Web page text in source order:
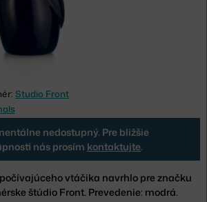
Studio Front
nedostupný. Pre bližšie
nás prosím kontaktujte.
vtáčika navrhlo pre značku
štúdio Front. Prevedenie: modrá.